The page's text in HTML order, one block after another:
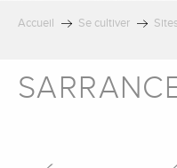
Accueil Se cultiver